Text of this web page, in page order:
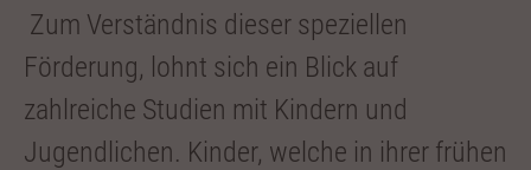
Zum Verständnis dieser speziellen
Förderung, lohnt sich ein Blick auf
zahlreiche Studien mit Kindern und
Jugendlichen. Kinder, welche in ihrer frühen